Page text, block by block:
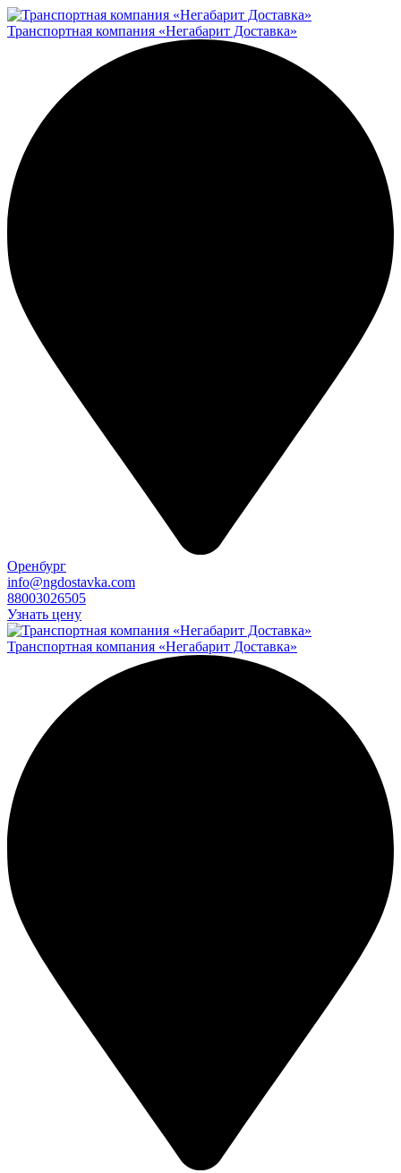
Транспортная компания «Негабарит Доставка»
Оренбург
info@ngdostavka.com
88003026505
Узнать цену
Транспортная компания «Негабарит Доставка»